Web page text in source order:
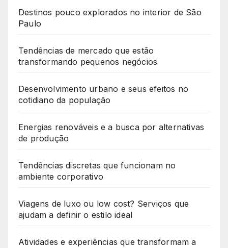
Destinos pouco explorados no interior de São
Paulo
Tendências de mercado que estão
transformando pequenos negócios
Desenvolvimento urbano e seus efeitos no
cotidiano da população
Energias renováveis e a busca por alternativas
de produção
Tendências discretas que funcionam no
ambiente corporativo
Viagens de luxo ou low cost? Serviços que
ajudam a definir o estilo ideal
Atividades e experiências que transformam a